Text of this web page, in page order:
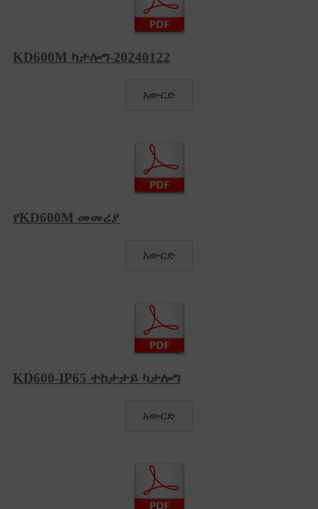
KD600M ካታሎግ-20240122
አውርድ
የKD600M መመሪያ
አውርድ
KD600-IP65 ተከታታይ ካታሎግ
አውርድ